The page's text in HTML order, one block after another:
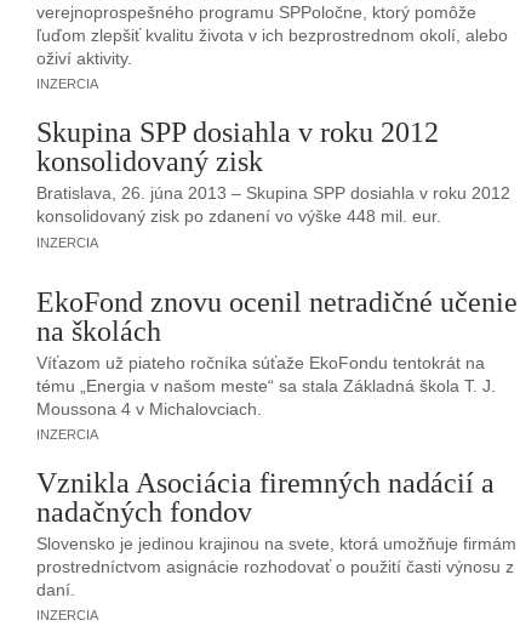
verejnoprospešného programu SPPoločne, ktorý pomôže
ľuďom zlepšiť kvalitu života v ich bezprostrednom okolí, alebo
oživí aktivity.
INZERCIA
Skupina SPP dosiahla v roku 2012
konsolidovaný zisk
Bratislava, 26. júna 2013 – Skupina SPP dosiahla v roku 2012
konsolidovaný zisk po zdanení vo výške 448 mil. eur.
INZERCIA
EkoFond znovu ocenil netradičné učenie
na školách
Víťazom už piateho ročníka súťaže EkoFondu tentokrát na
tému „Energia v našom meste“ sa stala Základná škola T. J.
Moussona 4 v Michalovciach.
INZERCIA
Vznikla Asociácia firemných nadácií a
nadačných fondov
Slovensko je jedinou krajinou na svete, ktorá umožňuje firmám
prostredníctvom asignácie rozhodovať o použití časti výnosu z
daní.
INZERCIA